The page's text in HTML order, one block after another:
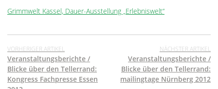
Grimmwelt Kassel, Dauer-Ausstellung „Erlebniswelt“
VORHERIGER ARTIKEL
Veranstaltungsberichte /
Blicke über den Tellerrand:
Kongress Fachpresse Essen
NÄCHSTER ARTIKEL
Veranstaltungsberichte /
Blicke über den Tellerrand:
mailingtage Nürnberg 2012